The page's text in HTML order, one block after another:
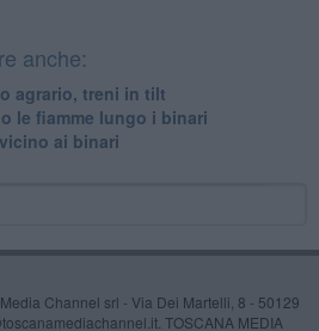
anche:
agrario, treni in tilt
le fiamme lungo i binari
ai binari
Channel srl - Via Dei Martelli, 8 - 50129
TOSCANA MEDIA